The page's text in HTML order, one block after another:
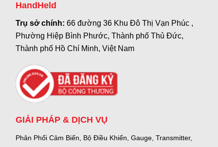
HandHeld
Trụ sở chính:66 đường 36 Khu Đô Thị Vạn Phúc ,
Phường Hiệp Bình Phước, Thành phố Thủ Đức,
Thành phố Hồ Chí Minh, Việt Nam
GIẢI PHÁP & DỊCH VỤ
Phân Phối Cảm Biến, Bộ Điều Khiển, Gauge, Transmitter,